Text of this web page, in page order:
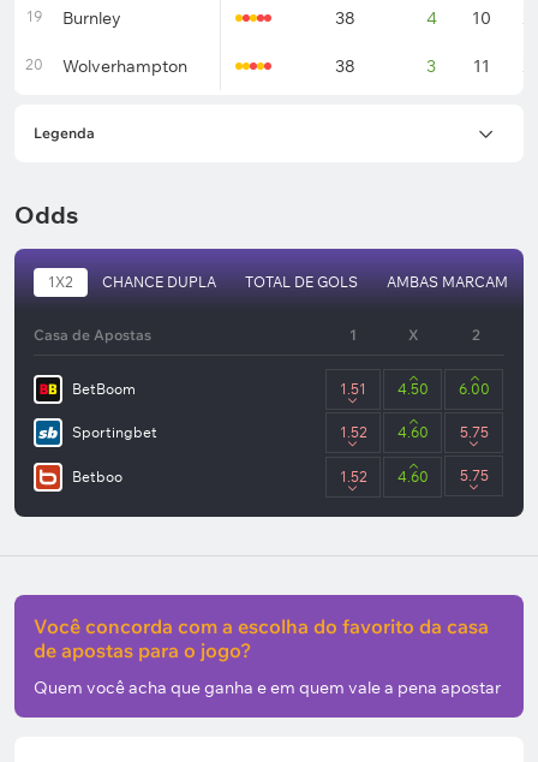
19 Burnley 38 4 10
20 Wolverhampton 38 3 11
Legenda
Odds
1X2 CHANCE DUPLA TOTAL DE GOLS AMBAS MARCAM
Casa de Apostas 1 X 2
BetBoom 1.51 4.50 6.00
Sportingbet 1.52 4.60 5.75
Betboo 1.52 4.60 5.75
Você concorda com a escolha do favorito da casa
de apostas para o jogo?
Quem você acha que ganha e em quem vale a pena apostar